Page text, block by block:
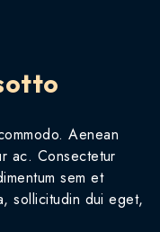
Aenean
ac. Consectetur
sem et
sollicitudin dui eget,